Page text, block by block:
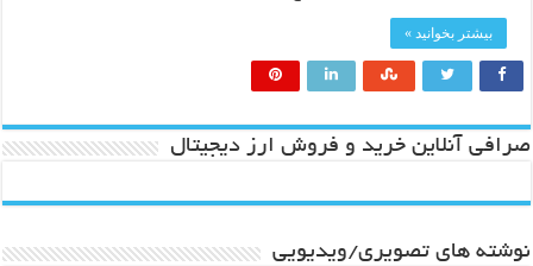
بیشتر بخوانید »
صرافی آنلاین خرید و فروش ارز دیجیتال
نوشته های تصویری/ویدیویی